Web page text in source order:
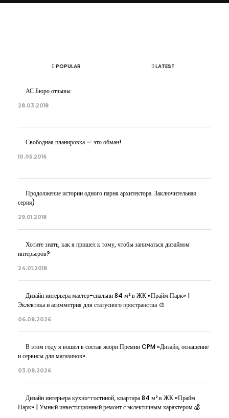
POPULAR LATEST
АС Бюро отзывы
28.03.2018
Свободная планировка — это обман!
10.05.2016
Продолжение истории одного парня архитектора. Заключительная
серия)
29.01.2018
Хотите знать, как я пришел к тому, чтобы заниматься дизайном
интерьеров?
24.01.2018
Дизайн интерьера мастер-спальни 84 м² в ЖК «Прайм Парк» |
Эклектика и асимметрия для статусного пространства 🎨
06.08.2026
В этом году я вошел в состав жюри Премии CPM «Дизайн, оснащение
и сервисы для магазинов».
03.08.2026
Дизайн интерьера кухни-гостиной, квартира 84 м² в ЖК «Прайм
Парк» | Умный инвестиционный ремонт с эклектичным характером 💰